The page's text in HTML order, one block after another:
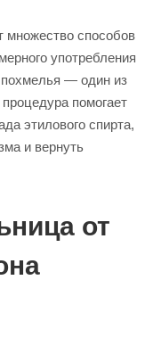
множество способов
употребления
похмелья — один из
помогает
этилового спирта,
и вернуть
от